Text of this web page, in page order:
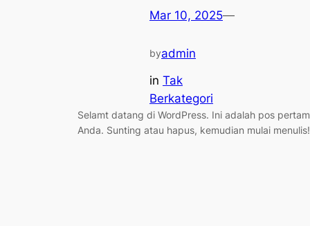
Mar 10, 2025—
byadmin
in Tak
Berkategori
Selamt datang di WordPress. Ini adalah pos
Anda. Sunting atau hapus, kemudian mulai menulis!